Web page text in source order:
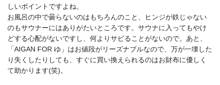
しいポイントですよね。
お風呂の中で曇らないのはもちろんのこと、ヒンジが鉄じゃない
のもサウナーにはありがたいところです。サウナに入ってもやけ
どする心配がないですし、何よりサビることがないので。あと、
「AIGAN FOR ゆ」はお値段がリーズナブルなので、万が一壊した
り失くしたりしても、すぐに買い換えられるのはお財布に優しく
て助かります(笑)。